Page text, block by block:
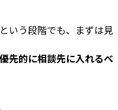
いう段階でも、まずは見
優先的に相談先に入れるべ